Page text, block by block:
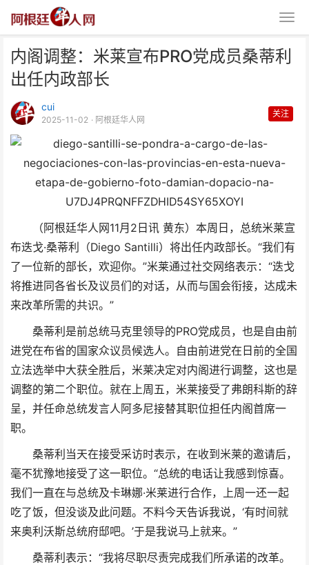
内阁调整：米莱宣布PRO党成员桑蒂利
出任内政部长
cui
2025-11-02 · 阿根廷华人网
关注
（阿根廷华人网11月2日讯 黄东）本周日，总统米莱宣
布迭戈·桑蒂利（Diego Santilli）将出任内政部长。“我们有
了一位新的部长，欢迎你。”米莱通过社交网络表示：“迭戈
将推进同各省长及议员们的对话，从而与国会衔接，达成未
来改革所需的共识。”
桑蒂利是前总统马克里领导的PRO党成员，也是自由前
进党在布省的国家众议员候选人。自由前进党在日前的全国
立法选举中大获全胜后，米莱决定对内阁进行调整，这也是
调整的第二个职位。就在上周五，米莱接受了弗朗科斯的辞
呈，并任命总统发言人阿多尼接替其职位担任内阁首席一
职。
桑蒂利当天在接受采访时表示，在收到米莱的邀请后，
毫不犹豫地接受了这一职位。“总统的电话让我感到惊喜。
我们一直在与总统及卡琳娜·米莱进行合作，上周一还一起
吃了饭，但没谈及此问题。不料今天告诉我说，‘有时间就
来奥利沃斯总统府邸吧。’于是我说马上就来。”
桑蒂利表示：“我将尽职尽责完成我们所承诺的改革。
内阁调整：米莱宣布PRO党成员
桑蒂利出任内政部长